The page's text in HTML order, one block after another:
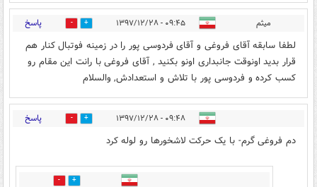
میثم ۰۹:۴۵ - ۱۳۹۷/۱۲/۲۸ 30 پاسخ
لطفا سابقه آقای فروغی و آقای فردوسی پور را در زمینه فوتبال کنار هم
قرار بدید اونوقت جانبداری اونو بکنید , آقای فروغی با رانت این مقام رو
کسب کرده و فردوسی پور با تلاش و استعدادش, والسلام
۰۹:۴۸ - ۱۳۹۷/۱۲/۲۸ 8 پاسخ
دم فروغی گرم- با یک حرکت لاشخورها رو لوله کرد
14